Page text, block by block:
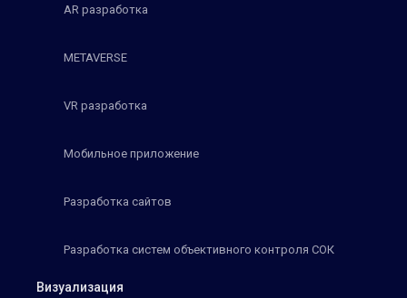
AR разработка
METAVERSE
VR разработка
Мобильное приложение
Разработка сайтов
Разработка систем объективного контроля СОК
Визуализация